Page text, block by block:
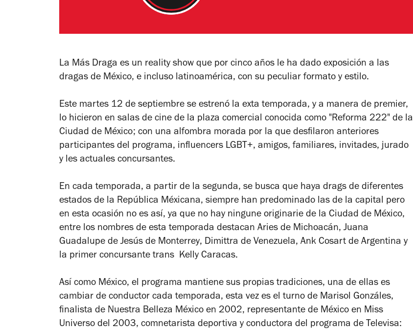
La Más Draga es un reality show que por cinco años le ha dado exposición a las
dragas de México, e incluso latinoamérica, con su peculiar formato y estilo.
Este martes 12 de septiembre se estrenó la exta temporada, y a manera de premier,
lo hicieron en salas de cine de la plaza comercial conocida como "Reforma 222" de la
Ciudad de México; con una alfombra morada por la que desfilaron anteriores
participantes del programa, influencers LGBT+, amigos, familiares, invitades, jurado
y les actuales concursantes.
En cada temporada, a partir de la segunda, se busca que haya drags de diferentes
estados de la República Méxicana, siempre han predominado las de la capital pero
en esta ocasión no es así, ya que no hay ningune originarie de la Ciudad de México,
entre los nombres de esta temporada destacan Aries de Michoacán, Juana
Guadalupe de Jesús de Monterrey, Dimittra de Venezuela, Ank Cosart de Argentina y
la primer concursante trans Kelly Caracas.
Así como México, el programa mantiene sus propias tradiciones, una de ellas es
cambiar de conductor cada temporada, esta vez es el turno de Marisol Gonzáles,
finalista de Nuestra Belleza México en 2002, representante de México en Miss
Universo del 2003, comnetarista deportiva y conductora del programa de Televisa: